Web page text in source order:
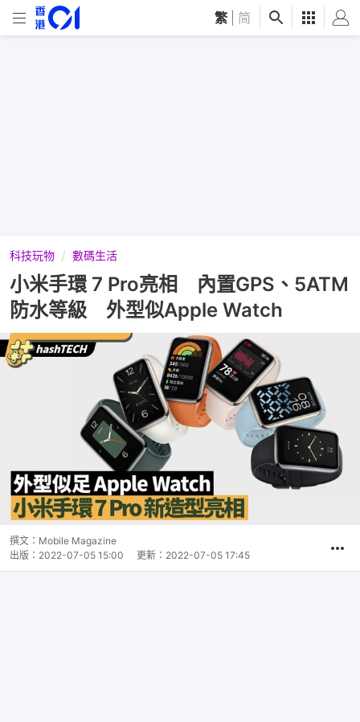
繁 简
科技玩物 數碼生活
小米手環 7 Pro亮相 內置GPS、5ATM
防水等級 外型似Apple Watch
撰文： Mobile Magazine
出版： 2022-07-05 15:00 更新： 2022-07-05 17:45